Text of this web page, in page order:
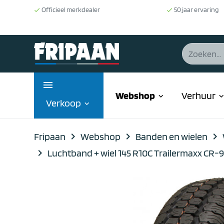
done Officieel merkdealer done 50 jaar ervaring
Verkoop keyboard_arrow_down
Webshop keyboard_arrow_down Verhuur
Fripaan navigate_next Webshop navigate_next Banden en wielen navigate_next
navigate_next Luchtband + wiel 145 R10C Trailermaxx CR-